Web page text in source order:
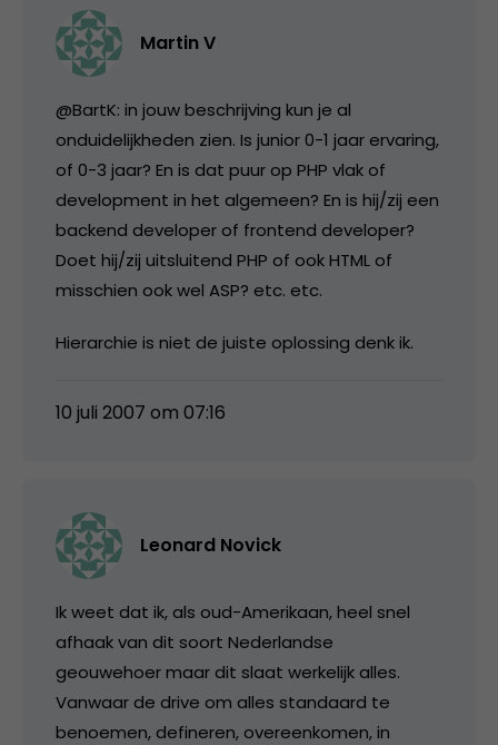
Martin V
@BartK: in jouw beschrijving kun je al
onduidelijkheden zien. Is junior 0-1 jaar ervaring,
of 0-3 jaar? En is dat puur op PHP vlak of
development in het algemeen? En is hij/zij een
backend developer of frontend developer?
Doet hij/zij uitsluitend PHP of ook HTML of
misschien ook wel ASP? etc. etc.
Hierarchie is niet de juiste oplossing denk ik.
10 juli 2007 om 07:16
Leonard Novick
Ik weet dat ik, als oud-Amerikaan, heel snel
afhaak van dit soort Nederlandse
geouwehoer maar dit slaat werkelijk alles.
Vanwaar de drive om alles standaard te
benoemen, defineren, overeenkomen, in